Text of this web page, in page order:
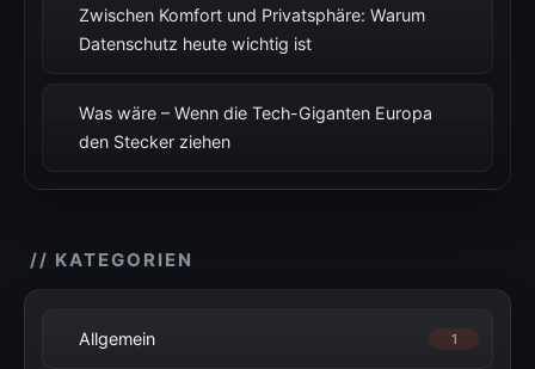
Zwischen Komfort und Privatsphäre: Warum
Datenschutz heute wichtig ist
Was wäre – Wenn die Tech-Giganten Europa
den Stecker ziehen
// KATEGORIEN
Allgemein 1